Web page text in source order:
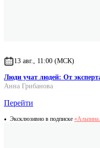
13 авг., 11:00 (МСК)
Люди учат людей: От
Анна Грибанова
Перейти
Эксклюзивно в подписке